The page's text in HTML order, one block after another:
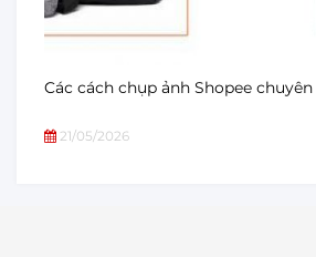
Các cách chụp ảnh Shopee
21/05/2026